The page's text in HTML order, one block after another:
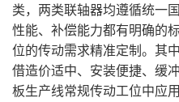
类，两类联轴器均遵循统一
性能、补偿能力都有明确的
位的传动需求精准定制。其
借造价适中、安装便捷、缓
板生产线常规传动工位中应